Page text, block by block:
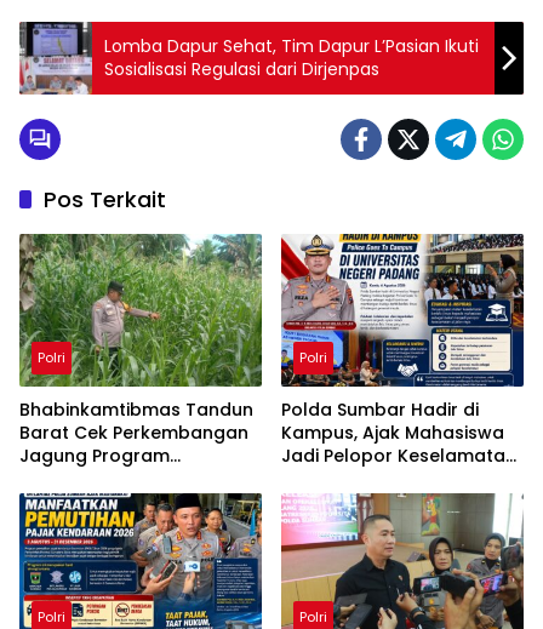
Lomba Dapur Sehat, Tim Dapur L’Pasian Ikuti
Sosialisasi Regulasi dari Dirjenpas
Pos Terkait
Polri
Bhabinkamtibmas Tandun
Barat Cek Perkembangan
Jagung Program
Polri
Polda Sumbar Hadir di
Kampus, Ajak Mahasiswa
Jadi Pelopor Keselamatan
Polri Polri